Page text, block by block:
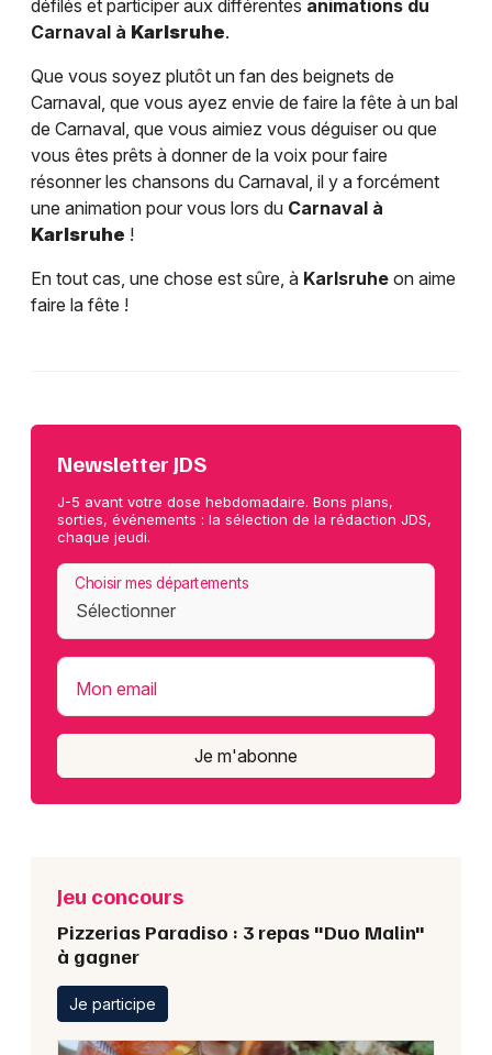
défilés et participer aux différentes animations du
Carnaval à Karlsruhe.
Que vous soyez plutôt un fan des beignets de
Carnaval, que vous ayez envie de faire la fête à un bal
de Carnaval, que vous aimiez vous déguiser ou que
vous êtes prêts à donner de la voix pour faire
résonner les chansons du Carnaval, il y a forcément
une animation pour vous lors du Carnaval à
Karlsruhe !
En tout cas, une chose est sûre, à Karlsruhe on aime
faire la fête !
Newsletter JDS
J-5 avant votre dose hebdomadaire. Bons plans,
sorties, événements : la sélection de la rédaction JDS,
chaque jeudi.
Choisir mes départements
Mon email
Je m'abonne
Jeu concours
Pizzerias Paradiso : 3 repas "Duo Malin"
à gagner
Je participe